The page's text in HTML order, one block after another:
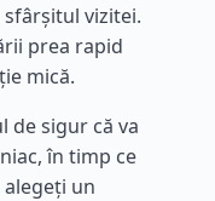
vizitei.
prea rapid
mică.
de sigur că va
în timp ce
un